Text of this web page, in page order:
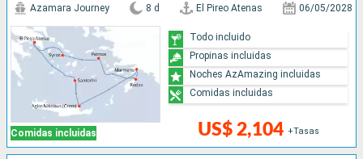
Comidas incluidas
Azamara Journey 8 d El Pireo Atenas 06/05/2028
US$ 2,104 +Tasas
Todo incluido
Propinas incluidas
Noches AzAmazing incluidas
Comidas incluidas